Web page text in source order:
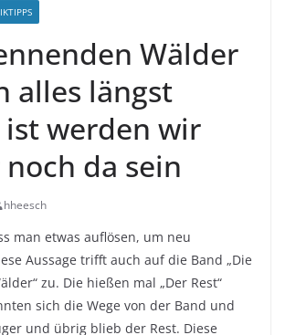
Wälder
alles längst
ist werden wir
da sein
hheesch
man etwas auflösen, um neu
Aussage trifft auch auf die Band „Die
zu. Die hießen mal „Der Rest“
sich die Wege von der Band und
und übrig blieb der Rest. Diese